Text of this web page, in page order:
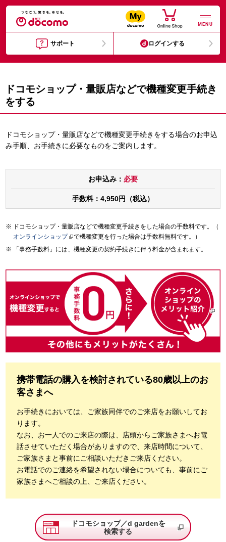
MENU
サポート ログインする
ドコモショップ・量販店などで機種変更手続き
をする
ドコモショップ・量販店などで機種変更手続きをする場合のお申込
み手順、お手続きに必要なものをご案内します。
お申込み： 必要
手数料：4,950円（税込）
ドコモショップ・量販店などで機種変更手続きをした場合の手数料です。（
オンラインショップ
で機種変更を行った場合は手数料無料です。）
「事務手数料」には、機種変更の契約手続きに伴う料金が含まれます。
携帯電話の購入を検討されている80歳以上のお
客さまへ
お手続きにおいては、ご家族同伴でのご来店をお願いしてお
ります。
なお、お一人でのご来店の際は、店頭からご家族さまへお電
話させていただく場合がありますので、来店時間について、
ご家族さまと事前にご相談いただきご来店ください。
お電話でのご連絡を希望されない場合についても、事前にご
家族さまへご相談の上、ご来店ください。
ドコモショップ／d gardenを
検索する